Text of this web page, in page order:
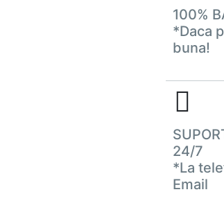
100%
*Daca
buna!
24/7
*La
Email